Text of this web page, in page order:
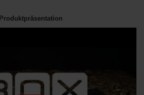
Produktpräsentation